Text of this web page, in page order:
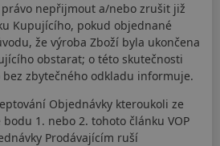
nepřijmout a/nebo zrušit již
Kupujícího, pokud objednané
že výroba Zboží byla ukončena
obstarat; o této skutečnosti
zbytečného odkladu informuje.
Objednávky kteroukoli ze
1. nebo 2. tohoto článku VOP
Prodávajícím ruší